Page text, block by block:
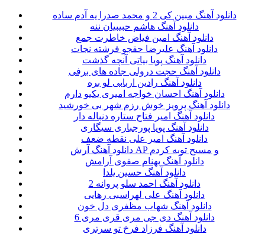
دانلود آهنگ مبین کی 2 و محمد صدرا یه آدم ساده
دانلود آهنگ هاشم حبیبیان ننه
دانلود آهنگ امین فیاض خاطرت جمع
دانلود آهنگ علیرضا حقجو فرشته نجات
دانلود آهنگ پویا بیاتی آنچه گذشت
دانلود آهنگ حجت درولی جاده های برفی
دانلود آهنگ رادین اربابی لو بره
دانلود آهنگ احسان خواجه امیری یکیو دارم
دانلود آهنگ پرویز خوش رزم شهر بی خورشید
دانلود آهنگ امیر فتاح ستاره دنباله دار
دانلود آهنگ پویا پورجباری سیگاری
دانلود آهنگ امیر علی نقطه ضعف
دانلود آهنگ آرش AP و مسیح توبه کردم
دانلود آهنگ بهنام صفوی آرامش
دانلود آهنگ حسین یلدا
دانلود آهنگ احمد سلو پروانه 2
دانلود آهنگ علی لهراسبی رهایی
دانلود آهنگ شهاب مظفری دل خون
دانلود آهنگ دی جی مری قری مری 6
دانلود آهنگ فرزاد فرخ تو سرتری